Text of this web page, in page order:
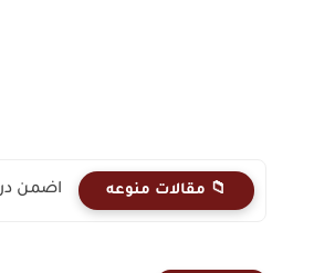
📁 مقالات منوعه اضمن